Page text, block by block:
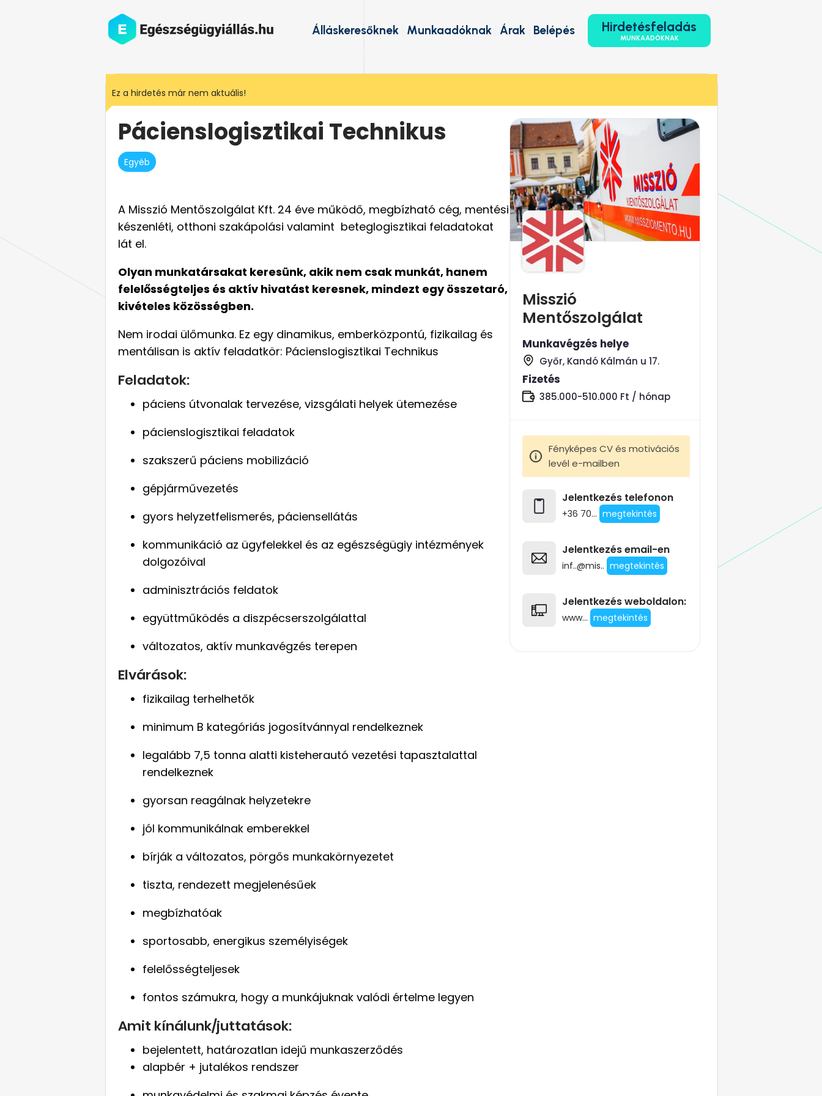
Hirdetésfeladás
MUNKAADÓKNAK
Belépés
Árak
Munkaadóknak
Álláskeresőknek
Ez a hirdetés már nem aktuális!
Pácienslogisztikai Technikus
Egyéb
A Misszió Mentőszolgálat Kft. 24 éve működő, megbízható cég, mentési
készenléti, otthoni szakápolási valamint beteglogisztikai feladatokat
lát el.
Olyan munkatársakat keresünk, akik nem csak munkát, hanem
felelősségteljes és aktív hivatást keresnek, mindezt egy összetaró,
kivételes közösségben.
Nem irodai ülőmunka. Ez egy dinamikus, emberközpontú, fizikailag és
mentálisan is aktív feladatkör: Pácienslogisztikai Technikus
Feladatok:
páciens útvonalak tervezése, vizsgálati helyek ütemezése
pácienslogisztikai feladatok
szakszerű páciens mobilizáció
gépjárművezetés
gyors helyzetfelismerés, páciensellátás
kommunikáció az ügyfelekkel és az egészségügiy intézmények
dolgozóival
adminisztrációs feldatok
együttműködés a diszpécserszolgálattal
változatos, aktív munkavégzés terepen
Elvárások:
fizikailag terhelhetők
minimum B kategóriás jogosítvánnyal rendelkeznek
legalább 7,5 tonna alatti kisteherautó vezetési tapasztalattal
rendelkeznek
gyorsan reagálnak helyzetekre
jól kommunikálnak emberekkel
bírják a változatos, pörgős munkakörnyezetet
tiszta, rendezett megjelenésűek
megbízhatóak
sportosabb, energikus személyiségek
felelősségteljesek
fontos számukra, hogy a munkájuknak valódi értelme legyen
Amit kínálunk/juttatások:
bejelentett, határozatlan idejű munkaszerződés
alapbér + jutalékos rendszer
Misszió
Mentőszolgálat
Munkavégzés helye
Győr, Kandó Kálmán u 17.
Fizetés
385.000-510.000 Ft / hónap
Fényképes CV és motivációs
levél e-mailben
Jelentkezés telefonon
+36 70... megtekintés
Jelentkezés email-en
inf..@mis.. megtekintés
Jelentkezés weboldalon:
www... megtekintés